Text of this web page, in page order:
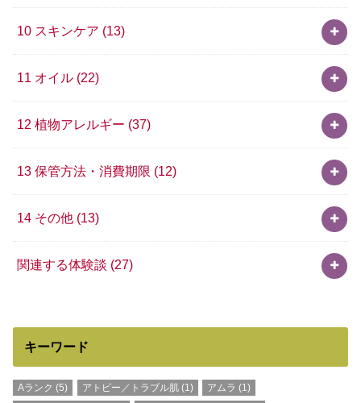
10 スキンケア (13)
11 オイル (22)
12 植物アレルギー (37)
13 保管方法・消費期限 (12)
14 その他 (13)
関連する体験談 (27)
キーワード
Aランク (5) アトピー／トラブル肌(1) アムラ (1)